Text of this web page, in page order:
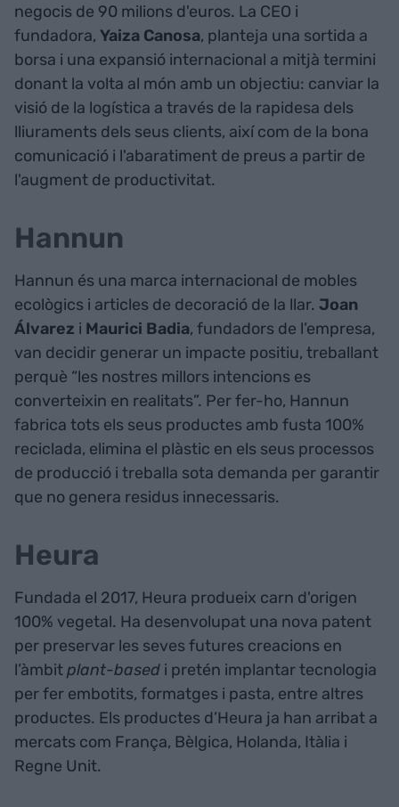
negocis de 90 milions d'euros. La CEO i
fundadora, Yaiza Canosa, planteja una sortida a
borsa i una expansió internacional a mitjà termini
donant la volta al món amb un objectiu: canviar la
visió de la logística a través de la rapidesa dels
lliuraments dels seus clients, així com de la bona
comunicació i l'abaratiment de preus a partir de
l'augment de productivitat.
Hannun
Hannun és una marca internacional de mobles
ecològics i articles de decoració de la llar. Joan
Álvarez i Maurici Badia, fundadors de l’empresa,
van decidir generar un impacte positiu, treballant
perquè “les nostres millors intencions es
converteixin en realitats”. Per fer-ho, Hannun
fabrica tots els seus productes amb fusta 100%
reciclada, elimina el plàstic en els seus processos
de producció i treballa sota demanda per garantir
que no genera residus innecessaris.
Heura
Fundada el 2017, Heura produeix carn d'origen
100% vegetal. Ha desenvolupat una nova patent
per preservar les seves futures creacions en
l’àmbitplant-based i pretén implantar tecnologia
per fer embotits, formatges i pasta, entre altres
productes. Els productes d’Heura ja han arribat a
mercats com França, Bèlgica, Holanda, Itàlia i
Regne Unit.